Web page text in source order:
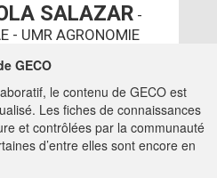
SALAZAR -
- UMR AGRONOMIE
-
GECO
GECO
le contenu de GECO est
Les fiches de connaissances
et contrôlées par la communauté
d’entre elles sont encore en